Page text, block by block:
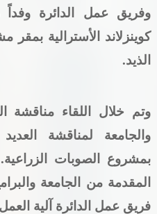
المكتبةوفريق عمل الدائرة
كوينزلاند الأسترالية
الذيد.
وتم خلال اللقاء مناقشة
والجامعة لمناقشة
بمشروع الصوبات
المقدمة من الجامعة
فريق عمل الدائرة آلية